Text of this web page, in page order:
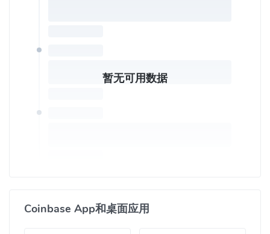
年Recode100等殊荣。在Coinbase之前，他于2011至2012年在
CarWoo担任软件工程师，曾担任IBM开发人员、德勤Deloitte顾
Coinbase：iOS
暂无可用数据
Coinbase App和桌面应用